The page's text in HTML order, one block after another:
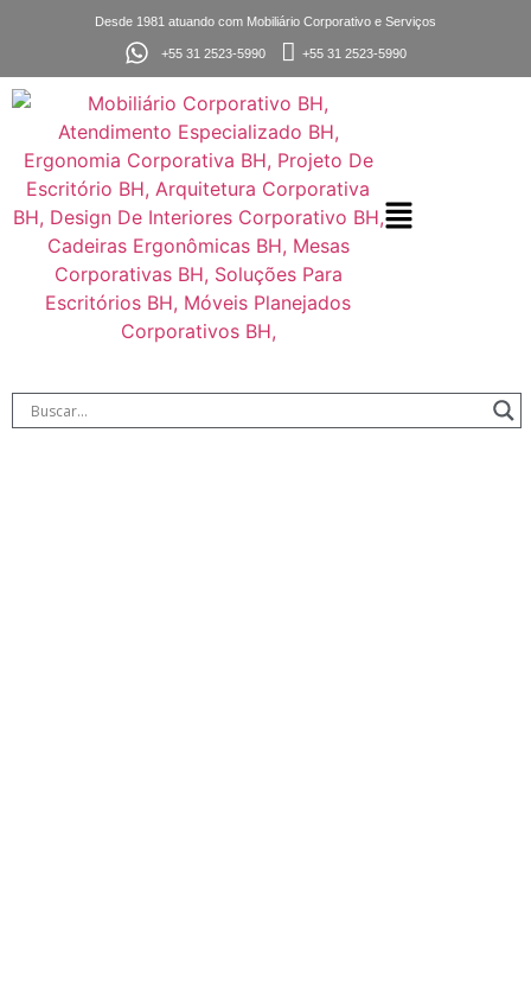
Desde 1981 atuando com Mobiliário Corporativo e Serviços
+55 31 2523-5990 +55 31 2523-5990